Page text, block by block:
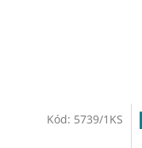
Kód: 5739/1KS